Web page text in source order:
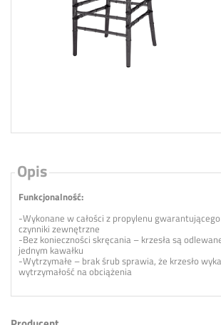
Opis
Funkcjonalność:
-Wykonane w całości z propylenu
czynniki zewnętrzne
-Bez konieczności skręcania – krzesła są
jednym kawałku
-Wytrzymałe – brak śrub sprawia, że krzesło
wytrzymałość na obciążenia